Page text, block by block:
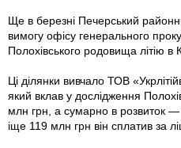
Ще в березні Печерський
вимогу офісу генерального
Полохівського родовища літію в
Ці ділянки вивчало ТОВ
який вклав у дослідження
млн грн, а сумарно в розвиток
іще 119 млн грн він сплатив за